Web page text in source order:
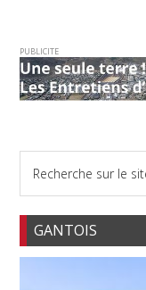
PUBLICITE
GANTOIS